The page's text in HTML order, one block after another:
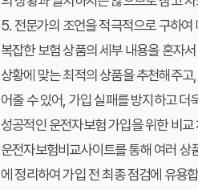
5. 전문가의 조언을 적극적으로 구하
복잡한 보험 상품의 세부 내용을 혼자
상황에 맞는 최적의 상품을 추천해주
어줄 수 있어, 가입 실패를 방지하고 더
성공적인 운전자보험 가입을 위한 비교
운전자보험비교사이트를 통해 여러 상
에 정리하여 가입 전 최종 점검에 유용